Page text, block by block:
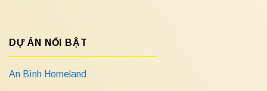
DỰ ÁN NỔI BẬT
An Bình Homeland